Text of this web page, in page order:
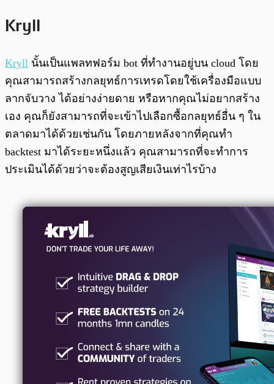
Kryll
Kryll นั้นเป็นแพลทฟอร์ม bot ที่ทำงานอยู่บน cloud โดย
คุณสามารถสร้างกลยุทธ์การเทรดโดยใช้เครื่องมือแบบ
ลากจับวาง ได้อย่างง่ายดาย หรือหากคุณไม่อยากสร้าง
เอง คุณก็ยังสามารถที่จะเข้าไปเลือกซื้อกลยุทธ์อื่น ๆ ใน
ตลาดมาได้ด้วยเช่นกัน โดยภายหลังจากที่คุณทำ
backtest มาได้ระยะหนึ่งแล้ว คุณสามารถที่จะทำการ
ประเมินได้ด้วยว่าจะต้องสูญเสียเงินเท่าไรบ้าง